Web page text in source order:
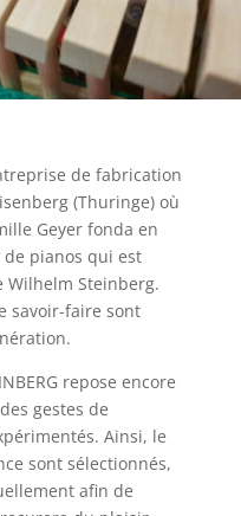
de fabrication
(Thuringe) où
Geyer fonda en
pianos qui est
Wilhelm Steinberg.
savoir-faire sont
repose encore
gestes de
Ainsi, le
sont sélectionnés,
afin de